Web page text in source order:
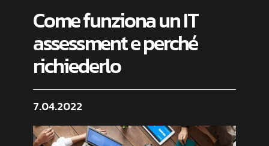
Come funziona un IT
assessment e perché
richiederlo
7.04.2022